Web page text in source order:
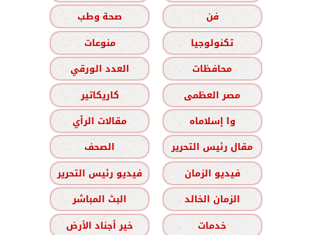
فن
صحة وطب
تكنولوجيا
منوعات
محافظات
العدد الورقي
مصر العظمى
كاريكاتير
وا إسلاماه
مقالات الرأي
مقال رئيس التحرير
الصحف
فيديو الزمان
فيديو رئيس التحرير
الزمان الخالد
البث المباشر
خدمات
خير أجناد الأرض